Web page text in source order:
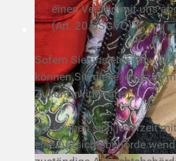
einen Vertrag mit uns
(Art. 20 DSGVO).
Sofern Sie uns eine
können Sie diese jederzeit
Zukunft widerrufen.
Sie können sich jederzeit
eine Aufsichtsbehörde